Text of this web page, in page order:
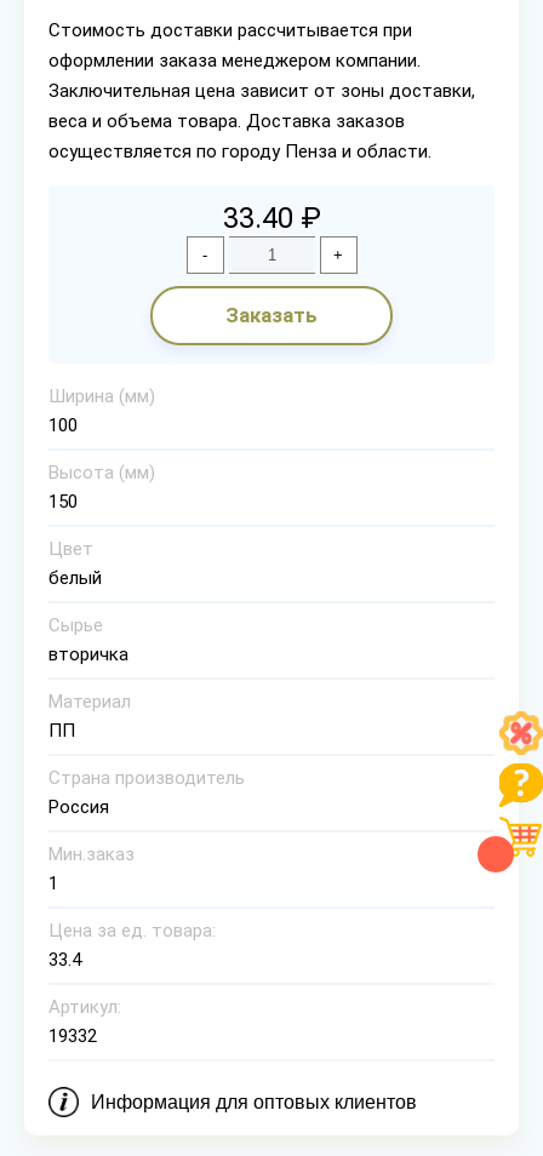
Стоимость доставки рассчитывается при
оформлении заказа менеджером компании.
Заключительная цена зависит от зоны доставки,
веса и объема товара. Доставка заказов
осуществляется по городу Пенза и области.
33.40 ₽
- +
Заказать
Ширина (мм)
100
Высота (мм)
150
Цвет
белый
Сырье
вторичка
Материал
ПП
Страна производитель
Россия
Мин.заказ
1
Цена за ед. товара:
33.4
Артикул:
19332
Информация для оптовых клиентов